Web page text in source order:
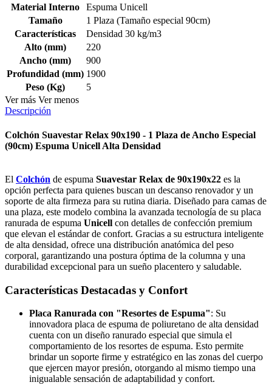
Material Interno
Espuma Unicell
Tamaño
1 Plaza (Tamaño especial 90cm)
Características
Densidad 30 kg/m3
Alto (mm)
220
Ancho (mm)
900
Profundidad (mm) 1900
Peso (Kg)
5
Ver más Ver menos
Descripción
Colchón Suavestar Relax 90x190 - 1 Plaza de Ancho Especial
(90cm) Espuma Unicell Alta Densidad
El Colchón de espuma Suavestar Relax de 90x190x22 es la
opción perfecta para quienes buscan un descanso renovador y un
soporte de alta firmeza para su rutina diaria. Diseñado para camas de
una plaza, este modelo combina la avanzada tecnología de su placa
ranurada de espuma Unicell con detalles de confección premium
que elevan el estándar de confort. Gracias a su estructura inteligente
de alta densidad, ofrece una distribución anatómica del peso
corporal, garantizando una postura óptima de la columna y una
durabilidad excepcional para un sueño placentero y saludable.
Características Destacadas y Confort
Placa Ranurada con "Resortes de Espuma": Su
innovadora placa de espuma de poliuretano de alta densidad
cuenta con un diseño ranurado especial que simula el
comportamiento de los resortes de espuma. Esto permite
brindar un soporte firme y estratégico en las zonas del cuerpo
que ejercen mayor presión, otorgando al mismo tiempo una
inigualable sensación de adaptabilidad y confort.